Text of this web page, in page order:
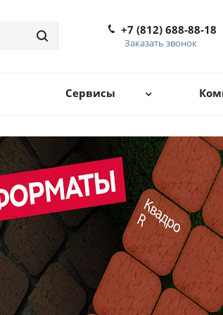
+7 (812) 688-88-18
Заказать звонок
Сервисы